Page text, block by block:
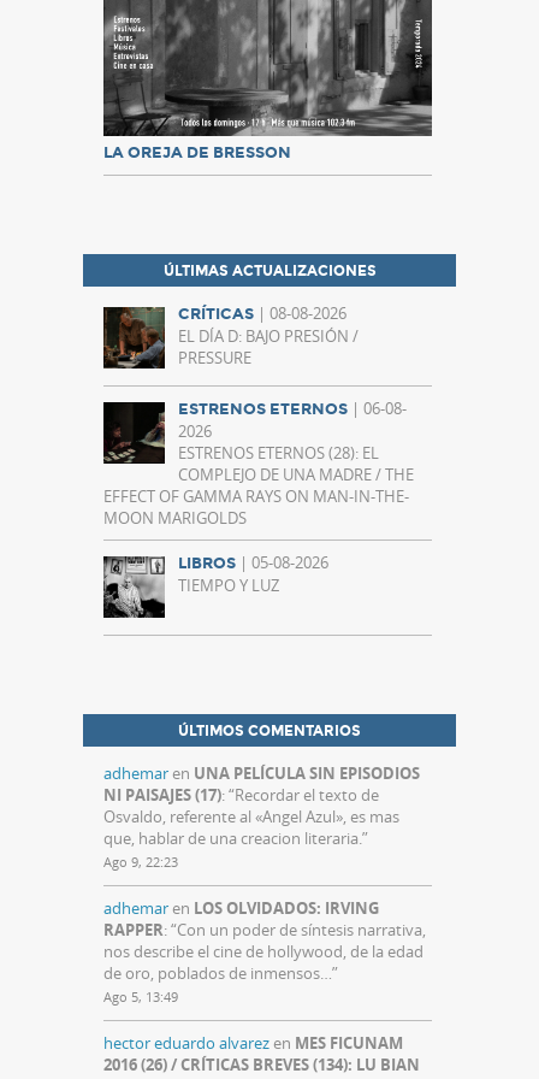
LA OREJA DE BRESSON
ÚLTIMAS ACTUALIZACIONES
CRÍTICAS | 08-08-2026
EL DÍA D: BAJO PRESIÓN /
PRESSURE
ESTRENOS ETERNOS | 06-08-
2026
ESTRENOS ETERNOS (28): EL
COMPLEJO DE UNA MADRE / THE
EFFECT OF GAMMA RAYS ON MAN-IN-THE-
MOON MARIGOLDS
LIBROS | 05-08-2026
TIEMPO Y LUZ
ÚLTIMOS COMENTARIOS
adhemaren UNA PELÍCULA SIN EPISODIOS
NI PAISAJES (17): “Recordar el texto de
Osvaldo, referente al «Angel Azul», es mas
que, hablar de una creacion literaria.”
Ago 9, 22:23
adhemaren LOS OLVIDADOS: IRVING
RAPPER: “Con un poder de síntesis narrativa,
nos describe el cine de hollywood, de la edad
de oro, poblados de inmensos…”
Ago 5, 13:49
hector eduardo alvarezen MES FICUNAM
2016 (26) / CRÍTICAS BREVES (134): LU BIAN